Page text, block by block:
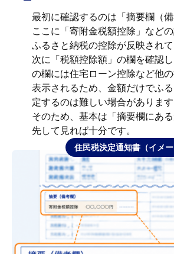
最初に確認するのは「摘要欄（備
ここに「寄附金税額控除」などの
ふるさと納税の控除が反映されて
次に「税額控除額」の欄を確認
の欄には住宅ローン控除など他
表示されるため、金額だけでふ
定するのは難しい場合があります
そのため、基本は「摘要欄にあ
先して見れば十分です。
住民税決定通知書（イメー